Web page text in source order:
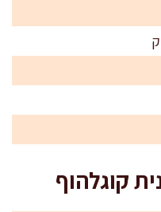
קוגלהוף